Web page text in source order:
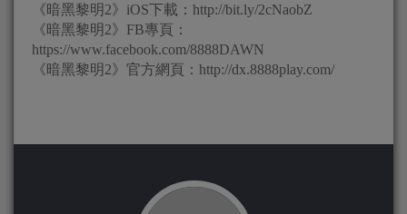
《暗黑黎明2》iOS下載：http://bit.ly/2cNaobZ
《暗黑黎明2》FB專頁：
https://www.facebook.com/8888DAWN
《暗黑黎明2》官方網頁：http://dx.8888play.com/